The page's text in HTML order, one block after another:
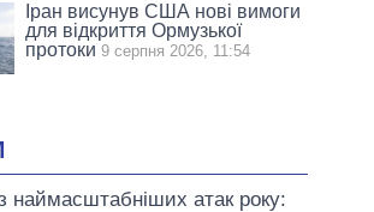
Іран висунув США нові вимоги
для відкриття Ормузької
протоки 9 серпня 2026, 11:54
наймасштабніших атак року: